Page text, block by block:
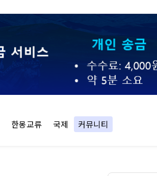
한몽교류 국제 커뮤니티